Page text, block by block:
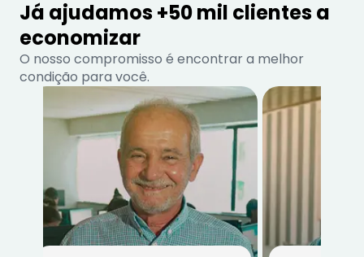
Já ajudamos +50 mil clientes a
economizar
O nosso compromisso é encontrar a melhor
condição para você.